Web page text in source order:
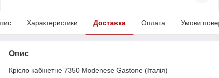
Характеристики Доставка Оплата Умови
Опис
Крісло кабінетне 7350 Modenese Gastone (Італія)